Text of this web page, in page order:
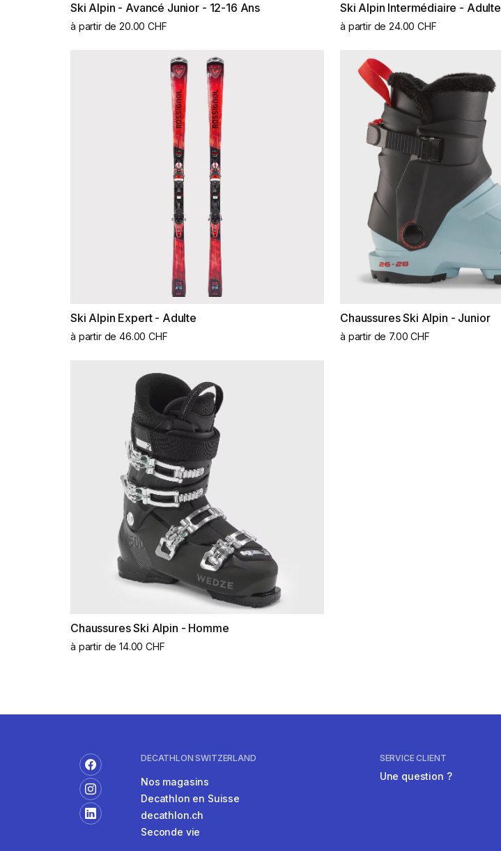
Ski Alpin - Avancé Junior - 12-16 Ans
à partir de 20.00 CHF
Ski Alpin Intermédiaire - Adulte
à partir de 24.00 CHF
Ski Alpin Expert - Adulte
à partir de 46.00 CHF
Chaussures Ski Alpin - Junior
à partir de 7.00 CHF
Chaussures Ski Alpin - Homme
à partir de 14.00 CHF
DECATHLON SWITZERLAND
Nos magasins
Decathlon en Suisse
decathlon.ch
Seconde vie
SERVICE CLIENT
Une question ?